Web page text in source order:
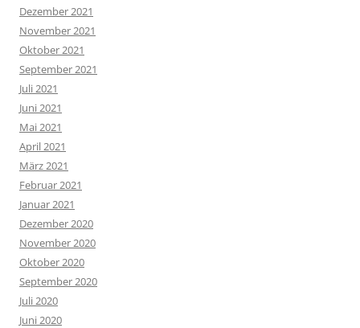
Dezember 2021
November 2021
Oktober 2021
September 2021
Juli 2021
Juni 2021
Mai 2021
April 2021
März 2021
Februar 2021
Januar 2021
Dezember 2020
November 2020
Oktober 2020
September 2020
Juli 2020
Juni 2020